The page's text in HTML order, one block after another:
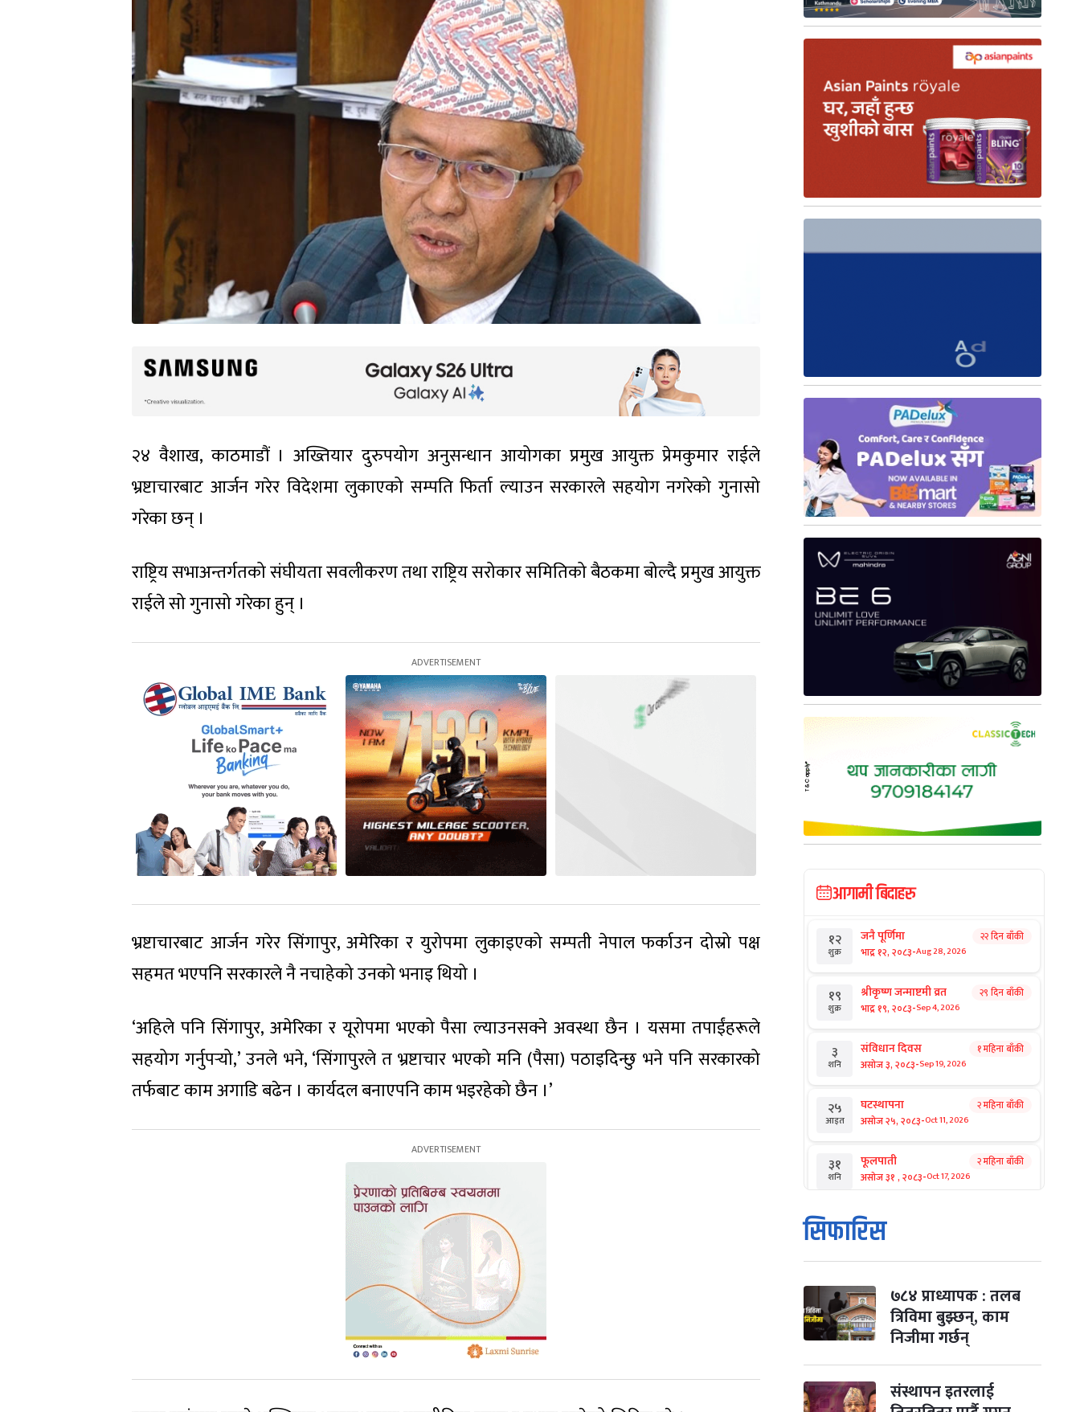
२४ वैशाख, काठमाडौं । अख्तियार दुरुपयोग अनुसन्धान आयोगका प्रमुख आयुक्त प्रेमकुमार राईले
भ्रष्टाचारबाट आर्जन गरेर विदेशमा लुकाएको सम्पति फिर्ता ल्याउन सरकारले सहयोग नगरेको गुनासो
गरेका छन् ।
राष्ट्रिय सभाअन्तर्गतको संघीयता सवलीकरण तथा राष्ट्रिय सरोकार समितिको बैठकमा बोल्दै प्रमुख आयुक्त
राईले सो गुनासो गरेका हुन् ।
भ्रष्टाचारबाट आर्जन गरेर सिंगापुर, अमेरिका र युरोपमा लुकाइएको सम्पती नेपाल फर्काउन दोस्रो पक्ष
सहमत भएपनि सरकारले नै नचाहेको उनको भनाइ थियो ।
‘अहिले पनि सिंगापुर, अमेरिका र यूरोपमा भएको पैसा ल्याउनसक्ने अवस्था छैन । यसमा तपाईंहरूले
सहयोग गर्नुपर्‍यो,’ उनले भने, ‘सिंगापुरले त भ्रष्टाचार भएको मनि (पैसा) पठाइदिन्छु भने पनि सरकारको
तर्फबाट काम अगाडि बढेन । कार्यदल बनाएपनि काम भइरहेको छैन ।’
आगामी बिदाहरु
१२
शुक्र
जनै पूर्णिमा
भाद्र १२, २०८३-Aug 28, 2026
२२ दिन बाँकी
१९
शुक्र
श्रीकृष्ण जन्माष्टमी व्रत
भाद्र १९, २०८३-Sep 4, 2026
२९ दिन बाँकी
३
शनि
संविधान दिवस
असोज ३, २०८३-Sep 19, 2026
१ महिना बाँकी
२५
आइत
घटस्थापना
असोज २५, २०८३-Oct 11, 2026
२ महिना बाँकी
३१
शनि
फूलपाती
असोज ३१ , २०८३-Oct 17, 2026
२ महिना बाँकी
१
आइत
कार्तिक सङ्क्रान्ति
कार्तिक १, २०८३
मंगल कार्तिक ३, २०८३ -Oct 20, 2026
४ विजयादशमी
कार्तिक ४, २०८३-Oct 21, 2026
५
बिहि
पापा‌ङ्कुशा एकादशी व्रत
कार्तिक ५, २०८३-Oct 22, 2026
२ महिना बाँकी
सिफारिस
७८४ प्राध्यापक : तलब
त्रिविमा बुझ्छन्, काम
निजीमा गर्छन्
संस्थापन इतरलाई